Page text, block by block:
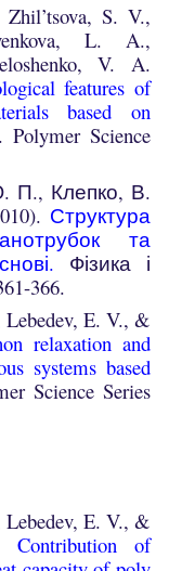
S. V.,
L. A.,
V. A.
features of
based on
. Polymer Science
П., Клепко, В.
Структура
та
. Фізика і
366.
E. V., &
relaxation and
systems based
Science Series
E. V., &
Contribution of